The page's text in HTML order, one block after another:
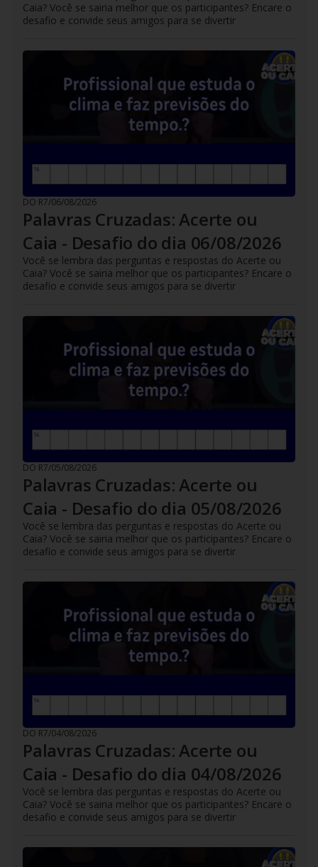
Caia? Você se sairia melhor que os participantes? Encare o
desafio e convide seus amigos para se divertir
DO R7/06/08/2026
Palavras Cruzadas: Acerte ou
Caia - Desafio do dia 06/08/2026
Você se lembra das perguntas e respostas do Acerte ou
Caia? Você se sairia melhor que os participantes? Encare o
desafio e convide seus amigos para se divertir
DO R7/05/08/2026
Palavras Cruzadas: Acerte ou
Caia - Desafio do dia 05/08/2026
Você se lembra das perguntas e respostas do Acerte ou
Caia? Você se sairia melhor que os participantes? Encare o
desafio e convide seus amigos para se divertir
DO R7/04/08/2026
Palavras Cruzadas: Acerte ou
Caia - Desafio do dia 04/08/2026
Você se lembra das perguntas e respostas do Acerte ou
Caia? Você se sairia melhor que os participantes? Encare o
desafio e convide seus amigos para se divertir